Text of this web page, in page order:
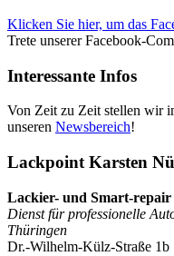
Klicken Sie hier, um das
Trete unserer Facebook-
Interessante Infos
Von Zeit zu Zeit stellen wir
unseren Newsbereich!
Lackpoint Karsten
Lackier- und Smart-repair
Dienst für professionelle
Thüringen
Dr.-Wilhelm-Külz-Straße 1b